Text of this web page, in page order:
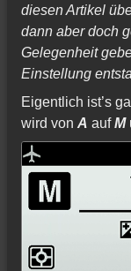
diesen Artikel
dann aber doch
Gelegenheit
Einstellung
Eigentlich ist’s
wird von A aufM